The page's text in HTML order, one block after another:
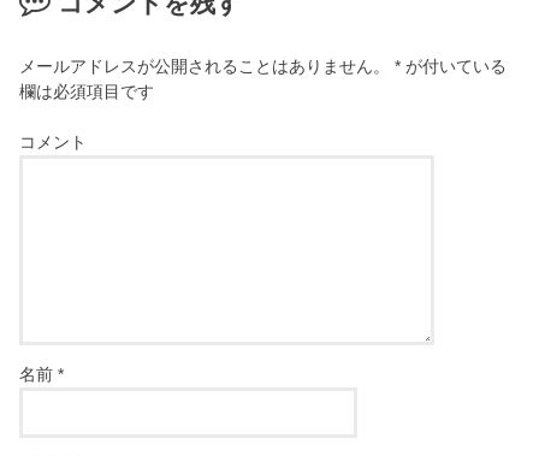
メールアドレスが公開されることはありません。 * が付いている
欄は必須項目です
コメント
名前*